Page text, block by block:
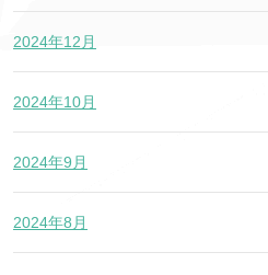
2024年12月
2024年10月
2024年9月
2024年8月